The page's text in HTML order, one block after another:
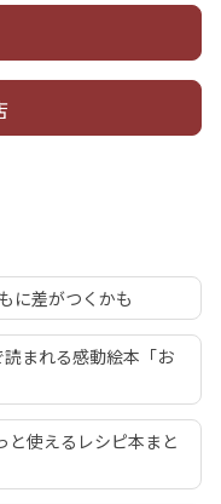
に差がつくかも
まれる感動絵本「お
使えるレシピ本まと